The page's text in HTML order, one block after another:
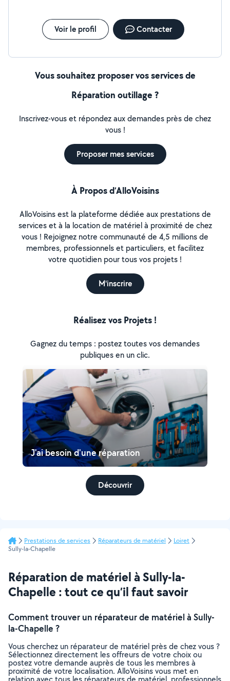
Voir le profil Contacter
Vous souhaitez proposer vos services de
Réparation outillage ?
Inscrivez-vous et répondez aux demandes près de chez
vous !
Proposer mes services
À Propos d’AlloVoisins
AlloVoisins est la plateforme dédiée aux prestations de
services et à la location de matériel à proximité de chez
vous ! Rejoignez notre communauté de 4,5 millions de
membres, professionnels et particuliers, et facilitez
votre quotidien pour tous vos projets !
M'inscrire
Réalisez vos Projets !
Gagnez du temps : postez toutes vos demandes
publiques en un clic.
J'ai besoin d'une réparation
Découvrir
Prestations de services Réparateurs de matériel
Loiret
Sully-la-Chapelle
Réparation de matériel à Sully-la-
Chapelle : tout ce qu’il faut savoir
Comment trouver un réparateur de matériel à Sully-
la-Chapelle ?
Vous cherchez un réparateur de matériel près de chez vous ?
Sélectionnez directement les offreurs de votre choix ou
postez votre demande auprès de tous les membres à
proximité de votre localisation. AlloVoisins vous met en